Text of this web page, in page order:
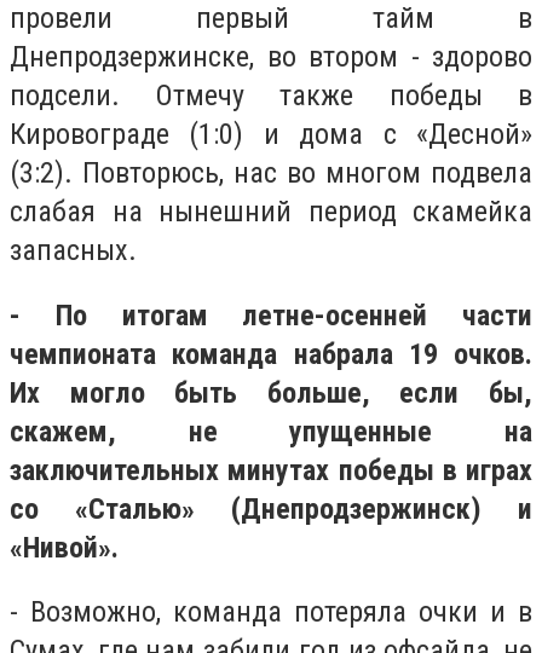
провели первый тайм в
Днепродзержинске, во втором - здорово
подсели. Отмечу также победы в
Кировограде (1:0) и дома с «Десной»
(3:2). Повторюсь, нас во многом подвела
слабая на нынешний период скамейка
запасных.
- По итогам летне-осенней части
чемпионата команда набрала 19 очков.
Их могло быть больше, если бы,
скажем, не упущенные на
заключительных минутах победы в играх
со «Сталью» (Днепродзержинск) и
«Нивой».
- Возможно, команда потеряла очки и в